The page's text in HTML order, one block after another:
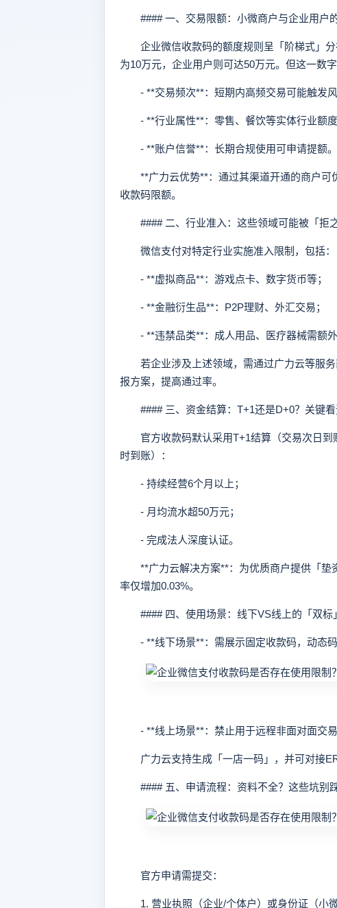
#### 一、交易限额：小微商户与企业用户的
企业微信收款码的额度规则呈「阶梯式」分
为10万元，企业用户则可达50万元。但这一数
- **交易频次**：短期内高频交易可能触发风
- **行业属性**：零售、餐饮等实体行业额度
- **账户信誉**：长期合规使用可申请提额。
**广力云优势**：通过其渠道开通的商户可
收款码限额。
#### 二、行业准入：这些领域可能被「拒之
微信支付对特定行业实施准入限制，包括：
- **虚拟商品**：游戏点卡、数字货币等；
- **金融衍生品**：P2P理财、外汇交易；
- **违禁品类**：成人用品、医疗器械需额外
若企业涉及上述领域，需通过广力云等服务
报方案，提高通过率。
#### 三、资金结算：T+1还是D+0？关键看
官方收款码默认采用T+1结算（交易次日到
时到账）：
- 持续经营6个月以上；
- 月均流水超50万元；
- 完成法人深度认证。
**广力云解决方案**：为优质商户提供「垫
率仅增加0.03%。
#### 四、使用场景：线下VS线上的「双标
- **线下场景**：需展示固定收款码，动态码
- **线上场景**：禁止用于远程非面对面交易
广力云支持生成「一店一码」，并可对接
#### 五、申请流程：资料不全？这些坑别
官方申请需提交：
1. 营业执照（企业/个体户）或身份证（小微